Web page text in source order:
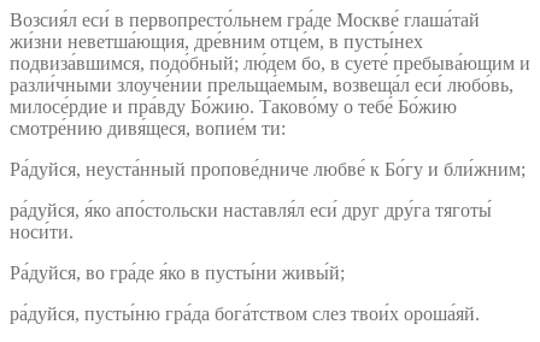
Возсия́л еси́ в первопресто́льнем гра́де Москве́ глаша́тай
жи́зни неветша́ющия, дре́вним отце́м, в пусты́нех
подвиза́вшимся, подо́бный; лю́дем бо, в суете́ пребыва́ющим и
разли́чными злоуче́нии прельща́емым, возвеща́л еси́ любо́вь,
милосе́рдие и пра́вду Бо́жию. Таково́му о тебе́ Бо́жию
смотре́нию дивя́щеся, вопие́м ти:
Ра́дуйся, неуста́нный пропове́дниче любве́ к Бо́гу и бли́жним;
ра́дуйся, я́ко апо́стольски наставля́л еси́ друг дру́га тяготы́
носи́ти.
Ра́дуйся, во гра́де я́ко в пусты́ни живы́й;
ра́дуйся, пусты́ню гра́да бога́тством слез твои́х ороша́яй.